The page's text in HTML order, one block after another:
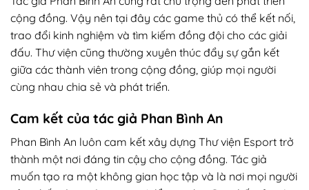
cộng đồng. Vậy nên tại đây các game thủ có thể kết nối,
trao đổi kinh nghiệm và tìm kiếm đồng đội cho các giải
đấu. Thư viện cũng thường xuyên thúc đẩy sự gắn kết
giữa các thành viên trong cộng đồng, giúp mọi người
cùng nhau chia sẻ và phát triển.
Cam kết của tác giả Phan Bình An
Phan Bình An luôn cam kết xây dựng Thư viện Esport trở
thành một nơi đáng tin cậy cho cộng đồng. Tác giả
muốn tạo ra một không gian học tập và là nơi mọi người